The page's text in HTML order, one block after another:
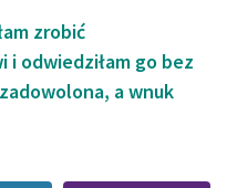
zrobić
i odwiedziłam go bez
a wnuk